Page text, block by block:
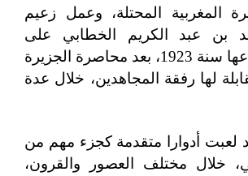
المغربية المحتلة، وعمل زعيم
بن عبد الكريم الخطابي على
محاولة استرجاعها سنة 1923، بعد محاصرة الجزيرة
لها رفقة المجاهدين، خلال عدة
لعبت أدوارا متقدمة كجزء مهم من
خلال مختلف العصور والقرون،